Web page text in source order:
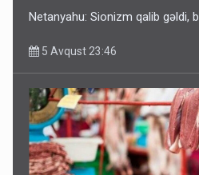
Rusiya azərbaycanlı diasporun
Netanyahu: Sionizm qalib gəldi,
5 Avqust 23:46